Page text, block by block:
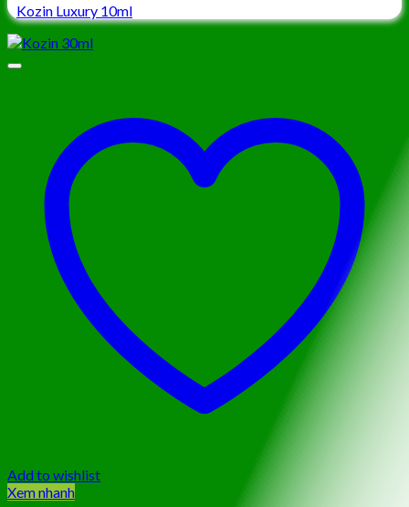
Kozin Luxury 10ml
Add to wishlist
Xem nhanh